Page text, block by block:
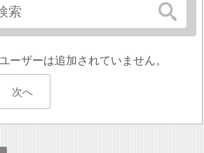
ーザーは追加されていません。
次へ